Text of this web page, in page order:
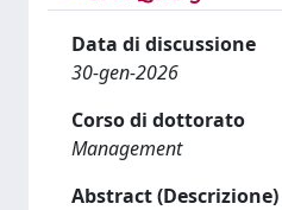
Data di discussione
30-gen-2026
Corso di dottorato
Management
Abstract (Descrizione)